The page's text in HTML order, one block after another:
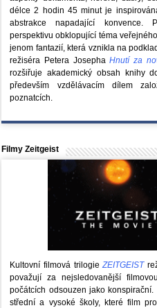
délce 2 hodin 45 minut je
abstrakce napadající konvence.
perspektivu obklopující téma
jenom fantazií, která vznikla na
režiséra Petera JosephaHnutí za
rozšiřuje akademický obsah knihy
především vzdělávacím dílem
poznatcích.
Filmy Zeitgeist
Kultovní filmová trilogieZEITGEIST
považují za nejsledovanější
počátcích odsouzen jako
střední a vysoké školy, které film